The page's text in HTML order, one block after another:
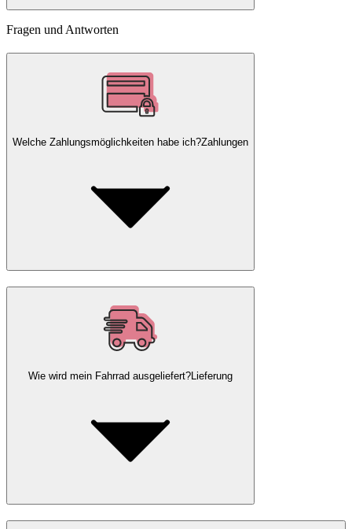
Fragen und Antworten
Welche Zahlungsmöglichkeiten habe ich?Zahlungen
Wie wird mein Fahrrad ausgeliefert? Lieferung